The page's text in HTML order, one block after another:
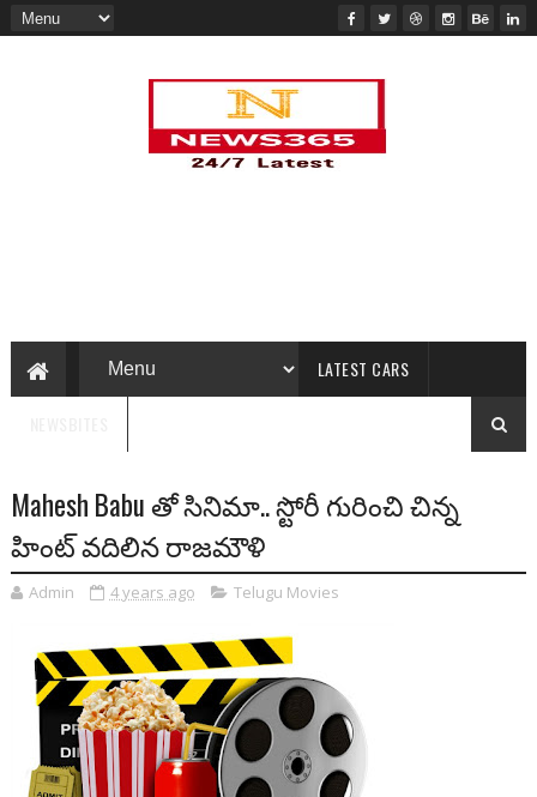
LATEST CARS
Mahesh Babu తో సినిమా.. స్టోరీ గురించి చిన్న
హింట్ వదిలిన రాజమౌళి
Admin 4 years ago Telugu Movies